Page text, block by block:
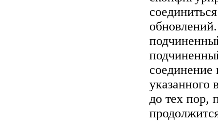
соединение
указанного
до тех пор,